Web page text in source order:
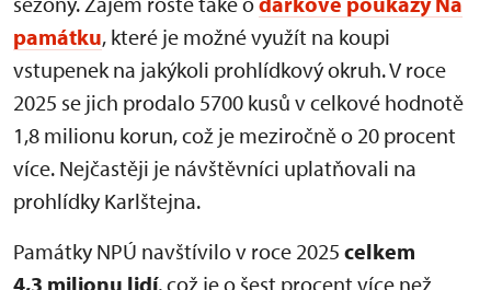
památku, které je možné využít na koupi
vstupenek na jakýkoli prohlídkový okruh. V roce
2025 se jich prodalo 5700 kusů v celkové hodnotě
1,8 milionu korun, což je meziročně o 20 procent
více. Nejčastěji je návštěvníci uplatňovali na
prohlídky Karlštejna.
Památky NPÚ navštívilo v roce 2025 celkem
4,3 milionu lidí, což je o šest procent více než